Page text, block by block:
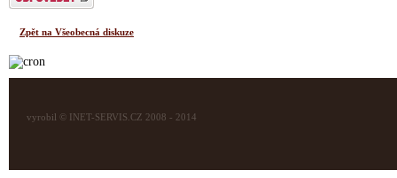
Zpět na Všeobecná diskuze
vyrobil © INET-SERVIS.CZ 2008 - 2014